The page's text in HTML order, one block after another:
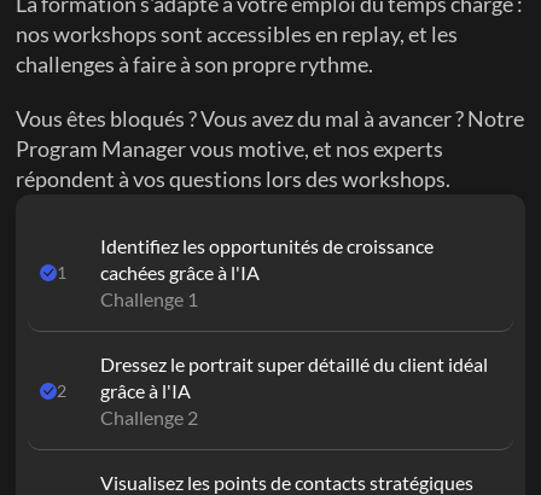
nos workshops sont accessibles en replay, et les
challenges à faire à son propre rythme.
Vous êtes bloqués ? Vous avez du mal à avancer ? Notre
Program Manager vous motive, et nos experts
répondent à vos questions lors des workshops.
1
Identifiez les opportunités de croissance
cachées grâce à l'IA
Challenge 1
2
Dressez le portrait super détaillé du client idéal
grâce à l'IA
Challenge 2
Visualisez les points de contacts stratégiques